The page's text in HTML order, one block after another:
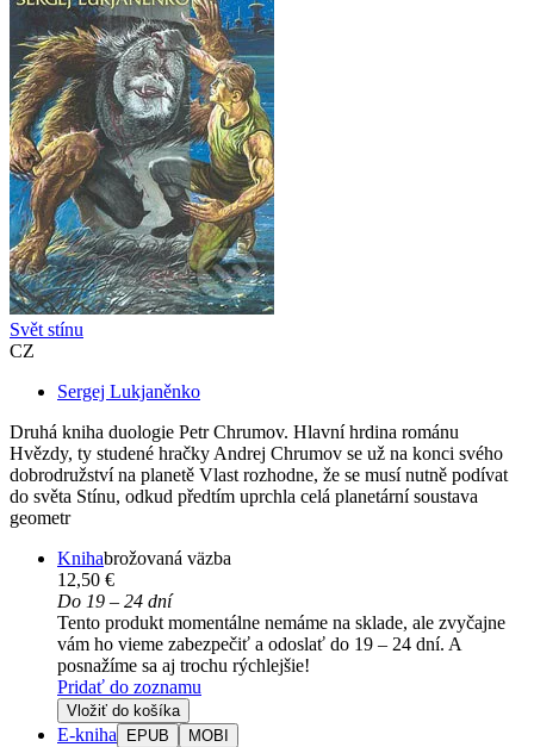
Svět stínu
CZ
Sergej Lukjaněnko
Druhá kniha duologie Petr Chrumov. Hlavní hrdina románu
Hvězdy, ty studené hračky Andrej Chrumov se už na konci svého
dobrodružství na planetě Vlast rozhodne, že se musí nutně podívat
do světa Stínu, odkud předtím uprchla celá planetární soustava
geometr
Knihabrožovaná väzba
12,50 €
Do 19 – 24 dní
Tento produkt momentálne nemáme na sklade, ale zvyčajne
vám ho vieme zabezpečiť a odoslať do 19 – 24 dní. A
posnažíme sa aj trochu rýchlejšie!
Pridať do zoznamu
Vložiť do košíka
E-kniha EPUB MOBI